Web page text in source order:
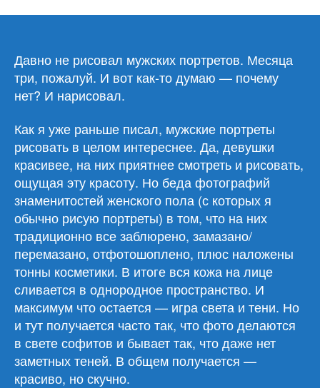
Давно не рисовал мужских портретов. Месяца
три, пожалуй. И вот как-то думаю — почему
нет? И нарисовал.
Как я уже раньше писал, мужские портреты
рисовать в целом интереснее. Да, девушки
красивее, на них приятнее смотреть и рисовать,
ощущая эту красоту. Но беда фотографий
знаменитостей женского пола (с которых я
обычно рисую портреты) в том, что на них
традиционно все заблюрено, замазано/
перемазано, отфотошоплено, плюс наложены
тонны косметики. В итоге вся кожа на лице
сливается в однородное пространство. И
максимум что остается — игра света и тени. Но
и тут получается часто так, что фото делаются
в свете софитов и бывает так, что даже нет
заметных теней. В общем получается —
красиво, но скучно.